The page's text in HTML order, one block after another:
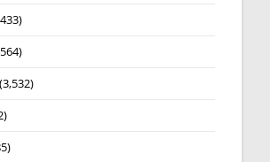
(3,532)